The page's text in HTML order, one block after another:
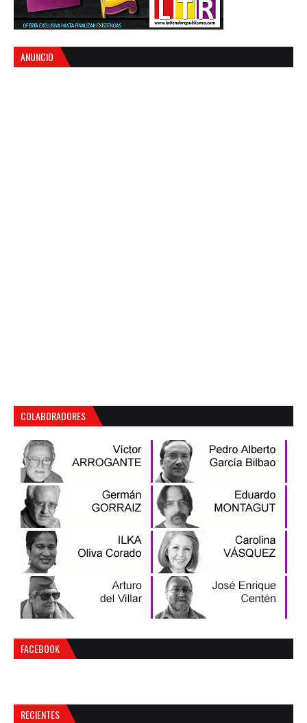
ANUNCIO
COLABORADORES
FACEBOOK
RECIENTES